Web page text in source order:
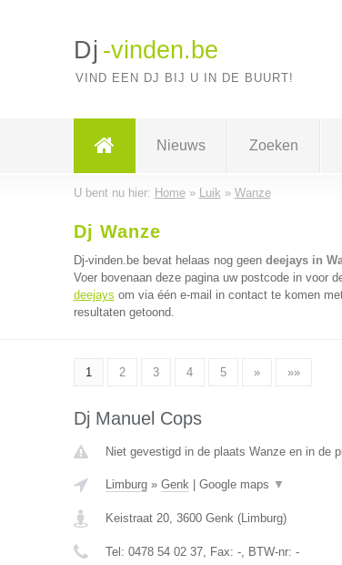
Dj -vinden.be
VIND EEN DJ BIJ U IN DE BUURT!
Nieuws Zoeken
U bent nu hier: Home» Luik » Wanze
Dj Wanze
Dj-vinden.be bevat helaas nog geen deejays in
Voer bovenaan deze pagina uw postcode in voor
deejays om via één e-mail in contact te komen
resultaten getoond.
1 2 3 4 5 » »»
Dj Manuel Cops
Niet gevestigd in de plaats Wanze en in de
Limburg» Genk| Google maps ▼
Keistraat 20, 3600 Genk(Limburg)
Tel: 0478 54 02 37, Fax: -, BTW-nr: -